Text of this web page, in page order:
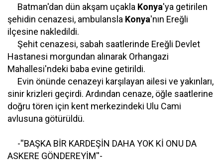
Batman'dan dün akşam uçakla Konya'ya getirilen
şehidin cenazesi, ambulansla Konya'nın Ereğli
ilçesine nakledildi.
Şehit cenazesi, sabah saatlerinde Ereğli Devlet
Hastanesi morgundan alınarak Orhangazi
Mahallesi'ndeki baba evine getirildi.
Evin önünde cenazeyi karşılayan ailesi ve yakınları,
sinir krizleri geçirdi. Ardından cenaze, öğle saatlerine
doğru tören için kent merkezindeki Ulu Cami
avlusuna götürüldü.
-''BAŞKA BİR KARDEŞİN DAHA YOK Kİ ONU DA
ASKERE GÖNDEREYİM''-